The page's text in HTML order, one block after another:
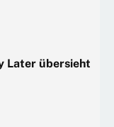
Later übersieht